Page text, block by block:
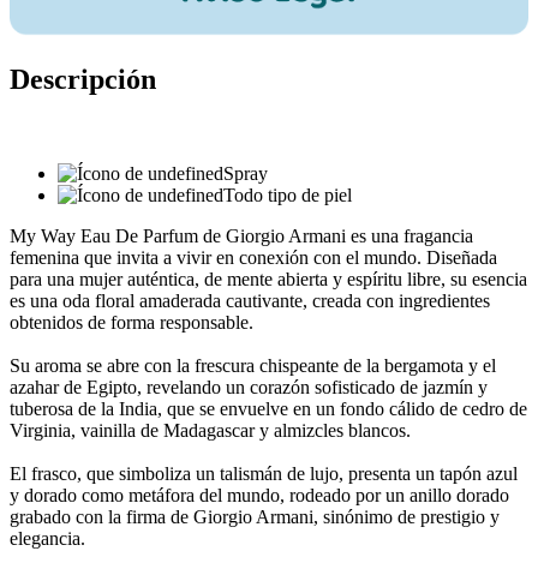
Descripción
Spray
Todo tipo de piel
My Way Eau De Parfum de Giorgio Armani es una fragancia
femenina que invita a vivir en conexión con el mundo. Diseñada
para una mujer auténtica, de mente abierta y espíritu libre, su esencia
es una oda floral amaderada cautivante, creada con ingredientes
obtenidos de forma responsable.
Su aroma se abre con la frescura chispeante de la bergamota y el
azahar de Egipto, revelando un corazón sofisticado de jazmín y
tuberosa de la India, que se envuelve en un fondo cálido de cedro de
Virginia, vainilla de Madagascar y almizcles blancos.
El frasco, que simboliza un talismán de lujo, presenta un tapón azul
y dorado como metáfora del mundo, rodeado por un anillo dorado
grabado con la firma de Giorgio Armani, sinónimo de prestigio y
elegancia.